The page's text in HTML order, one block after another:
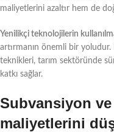
maliyetlerini azaltır hem de
Yenilikçi teknolojilerin
artırmanın önemli bir
teknikleri, tarım sektöründe
katkı sağlar.
Subvansiyon
maliyetlerini